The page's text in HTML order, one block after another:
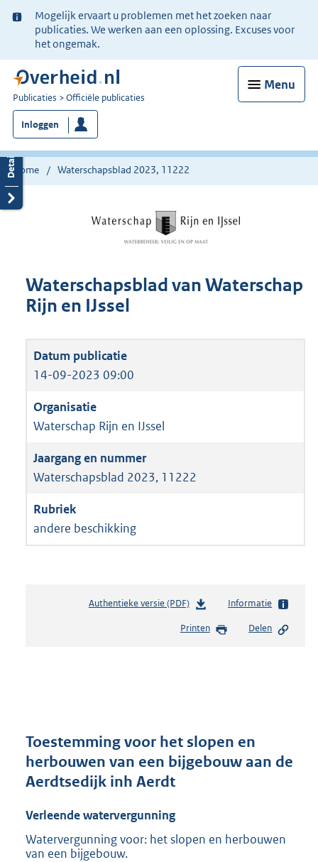
Ter
informatie:
Mogelijk ervaart u problemen met het zoeken naar
publicaties. We werken aan een oplossing. Excuses voor
het ongemak.
Menu
U
bent
nu
hier:
Publicaties Officiële publicaties
Inloggen
Home Waterschapsblad 2023, 11222
Waterschapsblad van Waterschap
Rijn en IJssel
14-09-2023 09:00
Waterschap Rijn en IJssel
Waterschapsblad 2023, 11222
andere beschikking
Authentieke versie (PDF)b
s
r
o
2
Informatie
Printen Delen
Toestemming voor het slopen en
herbouwen van een bijgebouw aan de
Aerdtsedijk inh Aerdt
Verleende watervergunning
Watervergunning voor: het slopen en herbouwen
van een bijgebouw.